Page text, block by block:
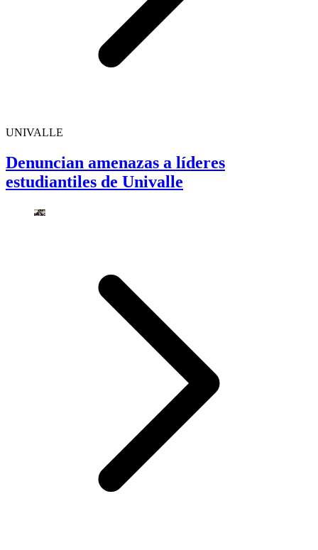
UNIVALLE
Denuncian amenazas a líderes
estudiantiles de Univalle